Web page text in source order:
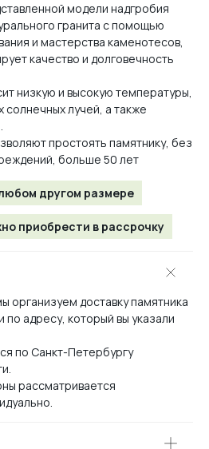
модели надгробия
гранита с помощью
и мастерства каменотесов,
качество и долговечность
низкую и высокую температуры,
солнечных лучей, а также
простоять памятнику, без
больше 50 лет
другом размере
приобрести в рассрочку
организуем доставку памятника
по адресу, который вы указали
по Санкт-Петербургу
рассматривается
вашем экране